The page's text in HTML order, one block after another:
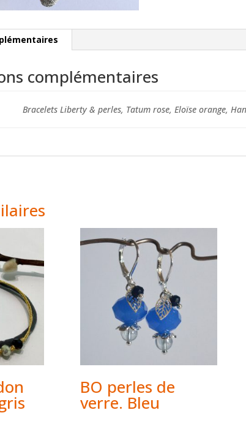
complémentaires
Bracelets Liberty & perles, Tatum rose, Eloïse orange,
BO perles de
verre. Bleu